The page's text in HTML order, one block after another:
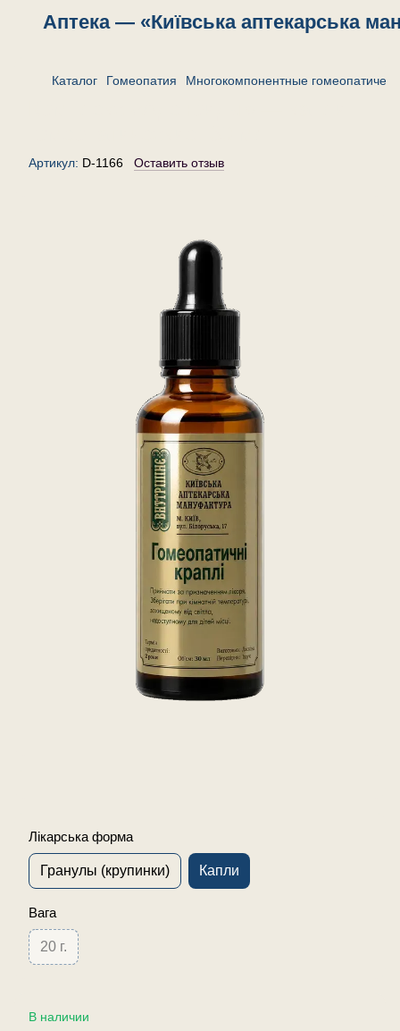
Аптека — «Київська аптекарська
Каталог Гомеопатия Многокомпонентные
Артикул: D-1166 Оставить отзыв
Лікарська форма
Гранулы (крупинки) Капли
Вага
20 г.
В наличии